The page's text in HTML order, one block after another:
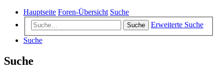
Hauptseite Foren-Übersicht Suche
Suche
Erweiterte Suche
Suche
Suche